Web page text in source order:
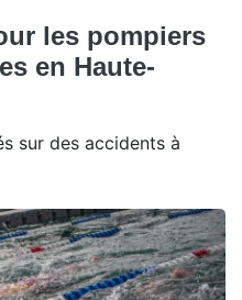
les pompiers
en Haute-
sur des accidents à